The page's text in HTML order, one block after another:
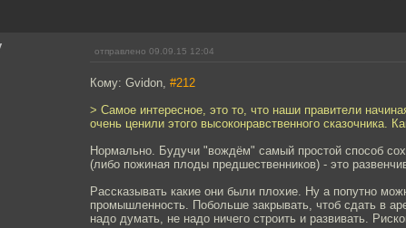
отправлено 09.09.15 12:04
Кому: Gvidon, #212
> Самое интересное, это то, что наши правители
очень ценили этого высоконравственного сказочника.
Нормально. Будучи "вождём" самый простой способ
(либо пожиная плоды предшественников) - это
Рассказывать какие они были плохие. Ну а попутно
промышленность. Побольше закрывать, чтоб сдать в
надо думать, не надо ничего строить и развивать.